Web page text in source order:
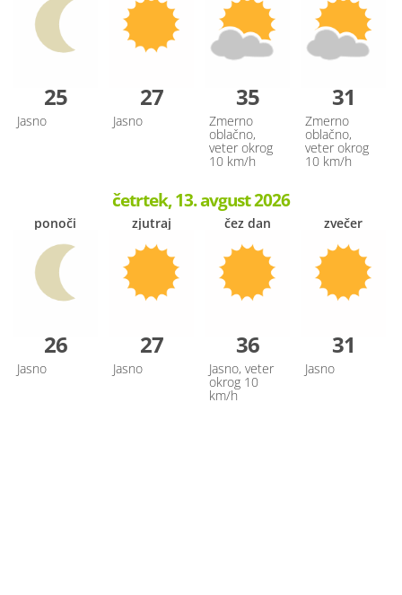
25
Jasno
27
Jasno
35
Zmerno
oblačno,
veter okrog
10 km/h
31
Zmerno
oblačno,
veter okrog
10 km/h
četrtek, 13. avgust 2026
ponoči
26
Jasno
zjutraj
27
Jasno
čez dan
36
Jasno, veter
okrog 10
km/h
zvečer
31
Jasno